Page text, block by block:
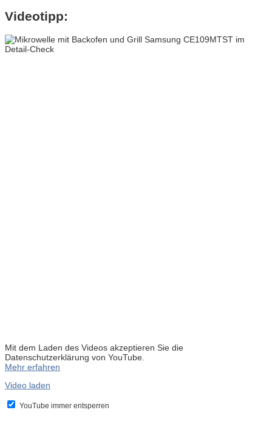
Videotipp:
Mit dem Laden des Videos akzeptieren Sie die
Datenschutzerklärung von YouTube.
Mehr erfahren
Video laden
YouTube immer entsperren